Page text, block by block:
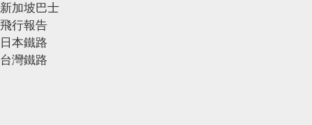
新加坡巴士
飛行報告
日本鐵路
台灣鐵路